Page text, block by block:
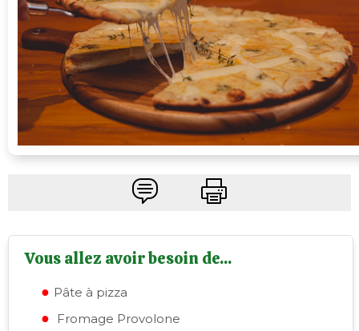
Vous allez avoir besoin de...
Pâte à pizza
Fromage Provolone